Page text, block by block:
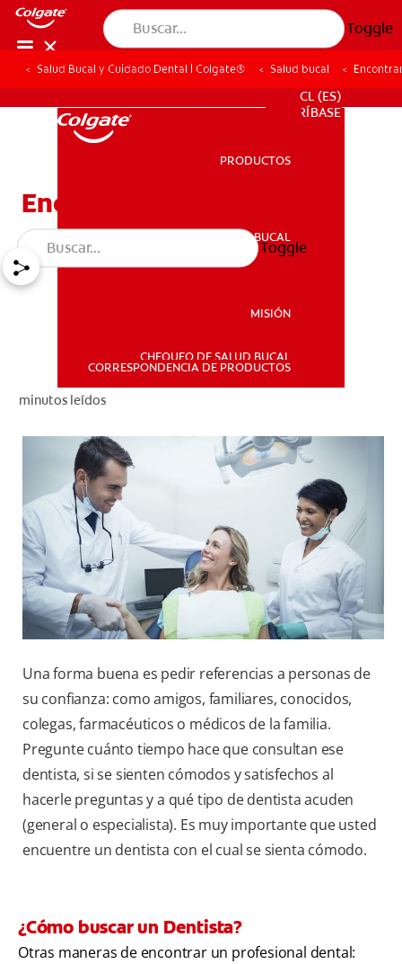
Toggle
SALUD BUCAL
CORRESPONDENCIA DE PRODUCTOS
PARA PROFESIONALES
CL (ES)
SUSCRÍBASE
PARA PROFESIONALES
CL (ES)
SUSCRÍBASE
PRODUCTOS
SALUD BUCAL
MISIÓN
CHEQUEO DE SALUD BUCAL
CORRESPONDENCIA DE PRODUCTOS
Toggle
Salud Bucal y Cuidado Dental | Colgate® Salud bucal
Encontrando Un Dentista
minutos leídos
Una forma buena es pedir referencias a personas de
su confianza: como amigos, familiares, conocidos,
colegas, farmacéuticos o médicos de la familia.
Pregunte cuánto tiempo hace que consultan ese
dentista, si se sienten cómodos y satisfechos al
hacerle preguntas y a qué tipo de dentista acuden
(general o especialista). Es muy importante que usted
encuentre un dentista con el cual se sienta cómodo.
¿Cómo buscar un Dentista?
Otras maneras de encontrar un profesional dental: